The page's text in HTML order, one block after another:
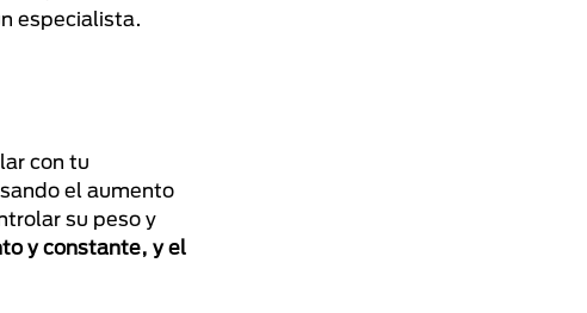
especialista.
con tu
el aumento
su peso y
y constante, y el